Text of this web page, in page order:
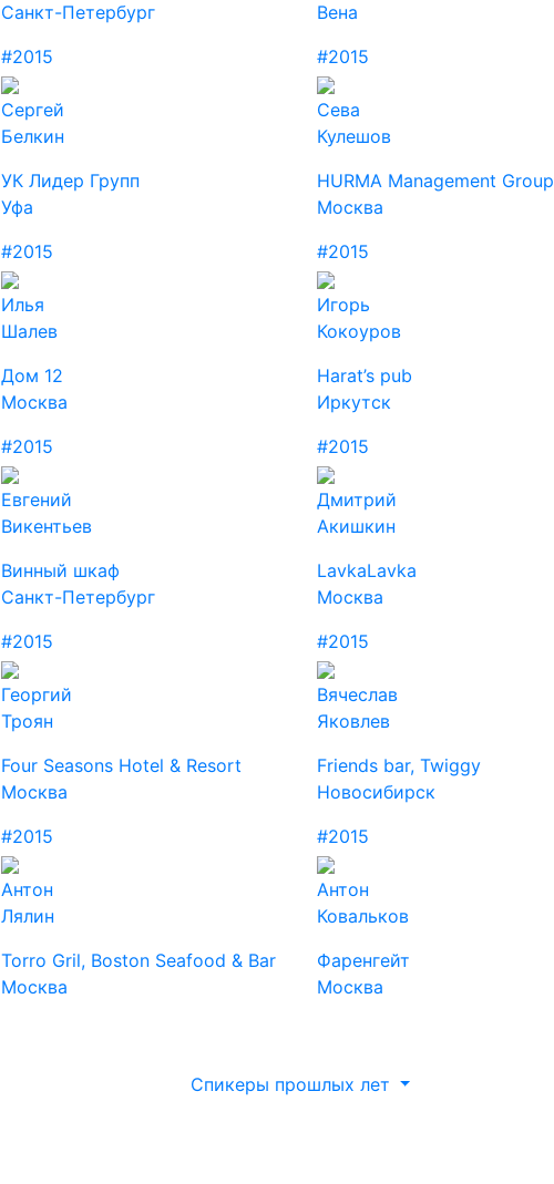
Санкт-Петербург
Вена
#2015
Сергей
Белкин
УК Лидер Групп
Уфа
#2015
Сева
Кулешов
HURMA Management Group
Москва
#2015
Илья
Шалев
Дом 12
Москва
#2015
Игорь
Кокоуров
Harat’s pub
Иркутск
#2015
Евгений
Викентьев
Винный шкаф
Санкт-Петербург
#2015
Дмитрий
Акишкин
LavkaLavka
Москва
#2015
Георгий
Троян
Four Seasons Hotel & Resort
Москва
#2015
Вячеслав
Яковлев
Friends bar, Twiggy
Новосибирск
#2015
Антон
Лялин
Torro Gril, Boston Seafood & Bar
Москва
#2015
Антон
Ковальков
Фаренгейт
Москва
Спикеры прошлых лет